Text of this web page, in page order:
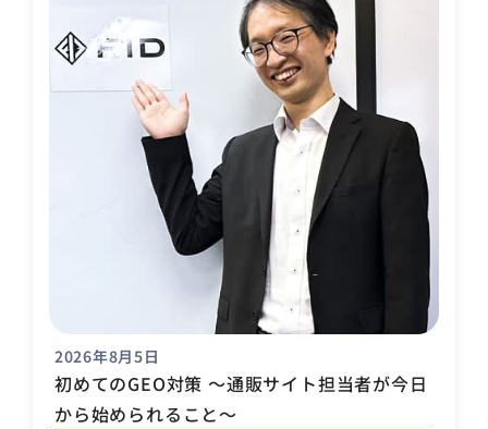
2026年8月5日
初めてのGEO対策 〜通販サイト担当者が今日
から始められること〜